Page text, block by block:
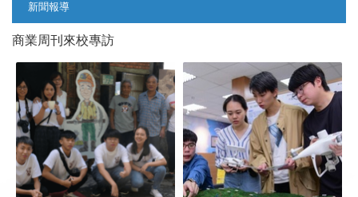
新聞報導
商業周刊來校專訪